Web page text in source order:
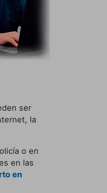
ser
la
o en
en las
en